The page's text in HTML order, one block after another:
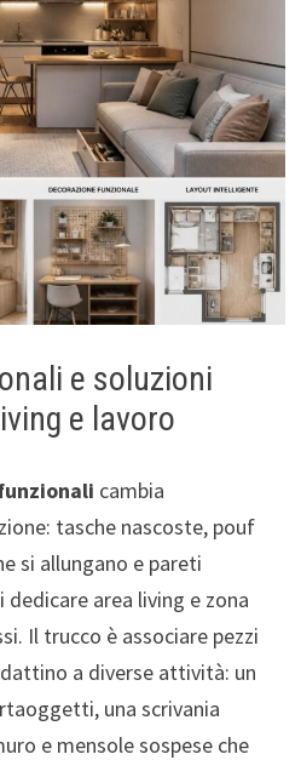
e soluzioni
e lavoro
cambia
tasche nascoste, pouf
si allungano e pareti
area living e zona
Il trucco è associare pezzi
a diverse attività: un
una scrivania
e mensole sospese che